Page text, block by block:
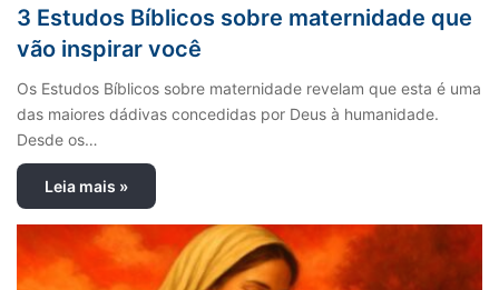
3 Estudos Bíblicos sobre maternidade que
vão inspirar você
Os Estudos Bíblicos sobre maternidade revelam que esta é uma
das maiores dádivas concedidas por Deus à humanidade.
Desde os…
Leia mais »